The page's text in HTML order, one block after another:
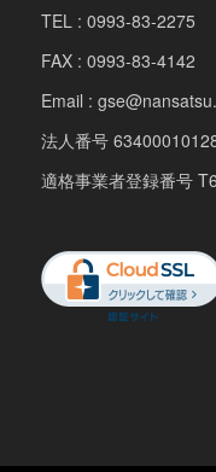
TEL : 0993-83-2275
FAX : 0993-83-4142
Email :
法人番号
適格事業者登録番号